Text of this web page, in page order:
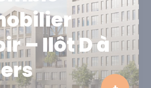
– Ilôt D à